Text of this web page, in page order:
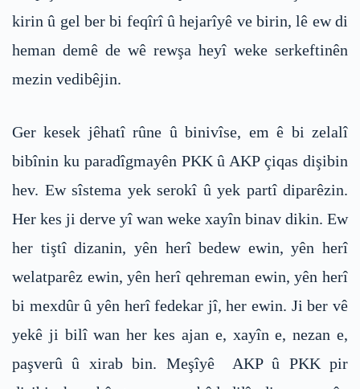
kirin û gel ber bi feqîrî û hejarîyê ve birin, lê ew di
heman demê de wê rewşa heyî weke serkeftinên
mezin vedibêjin.
Ger kesek jêhatî rûne û binivîse, em ê bi zelalî
bibînin ku paradîgmayên PKK û AKP çiqas dişibin
hev. Ew sîstema yek serokî û yek partî diparêzin.
Her kes ji derve yî wan weke xayîn binav dikin. Ew
her tiştî dizanin, yên herî bedew ewin, yên herî
welatparêz ewin, yên herî qehreman ewin, yên herî
bi mexdûr û yên herî fedekar jî, her ewin. Ji ber vê
yekê ji bilî wan her kes ajan e, xayîn e, nezan e,
paşverû û xirab bin. Meşîyê AKP û PKK pir